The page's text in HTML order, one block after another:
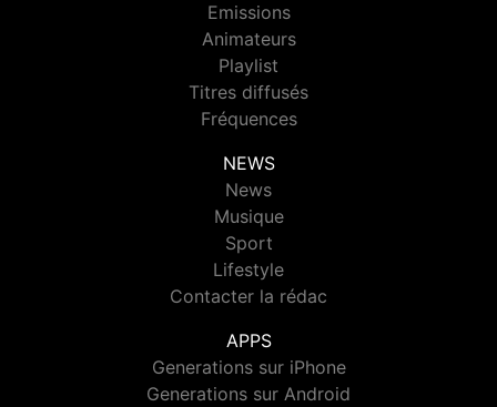
Emissions
Animateurs
Playlist
Titres diffusés
Fréquences
NEWS
News
Musique
Sport
Lifestyle
Contacter la rédac
APPS
Generations sur iPhone
Generations sur Android